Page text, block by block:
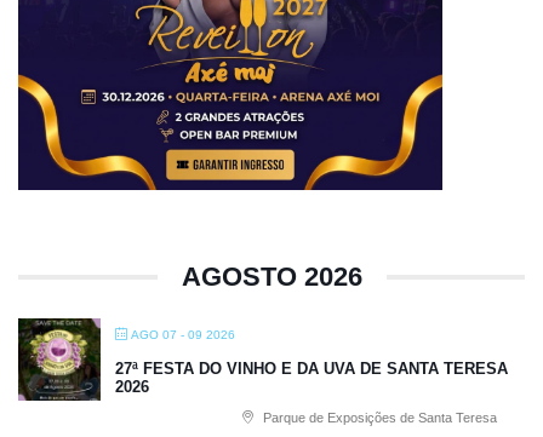
AGOSTO 2026
AGO 07 - 09 2026
27ª FESTA DO VINHO E DA UVA DE SANTA TERESA
2026
Parque de Exposições de Santa Teresa